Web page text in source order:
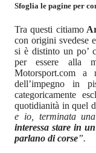
Sfoglia le pagine per
Tra questi citiamo
con origini svedese
si è distinto un po’
per essere alla
Motorsport.com
dell’impegno in
categoricamente
quotidianità in quel
e io, terminata
interessa stare in
parlano di corse”.